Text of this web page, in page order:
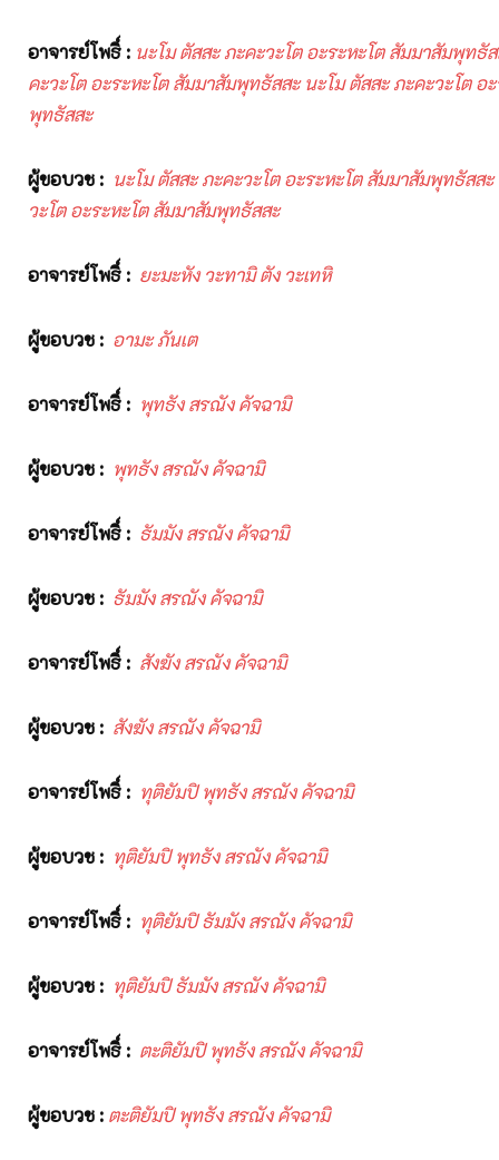
อาจารย์โพธิ์ : นะโม ตัสสะ ภะคะวะโต อะระหะโต สัมมาสัมพุทธัส
คะวะโต อะระหะโต สัมมาสัมพุทธัสสะ นะโม ตัสสะ ภะคะวะโต อ
พุทธัสสะ
ผู้ขอบวช : นะโม ตัสสะ ภะคะวะโต อะระหะโต สัมมาสัมพุทธัสส
วะโต อะระหะโต สัมมาสัมพุทธัสสะ
อาจารย์โพธิ์ : ยะมะหัง วะทามิ ตัง วะเทหิ
ผู้ขอบวช : อามะ ภันเต
อาจารย์โพธิ์ : พุทธัง สรณัง คัจฉามิ
ผู้ขอบวช : พุทธัง สรณัง คัจฉามิ
อาจารย์โพธิ์ : ธัมมัง สรณัง คัจฉามิ
ผู้ขอบวช : ธัมมัง สรณัง คัจฉามิ
อาจารย์โพธิ์ : สังฆัง สรณัง คัจฉามิ
ผู้ขอบวช : สังฆัง สรณัง คัจฉามิ
อาจารย์โพธิ์ : ทุติยัมปิ พุทธัง สรณัง คัจฉามิ
ผู้ขอบวช : ทุติยัมปิ พุทธัง สรณัง คัจฉามิ
อาจารย์โพธิ์ : ทุติยัมปิ ธัมมัง สรณัง คัจฉามิ
ผู้ขอบวช : ทุติยัมปิ ธัมมัง สรณัง คัจฉามิ
อาจารย์โพธิ์ : ตะติยัมปิ พุทธัง สรณัง คัจฉามิ
ผู้ขอบวช : ตะติยัมปิ พุทธัง สรณัง คัจฉามิ